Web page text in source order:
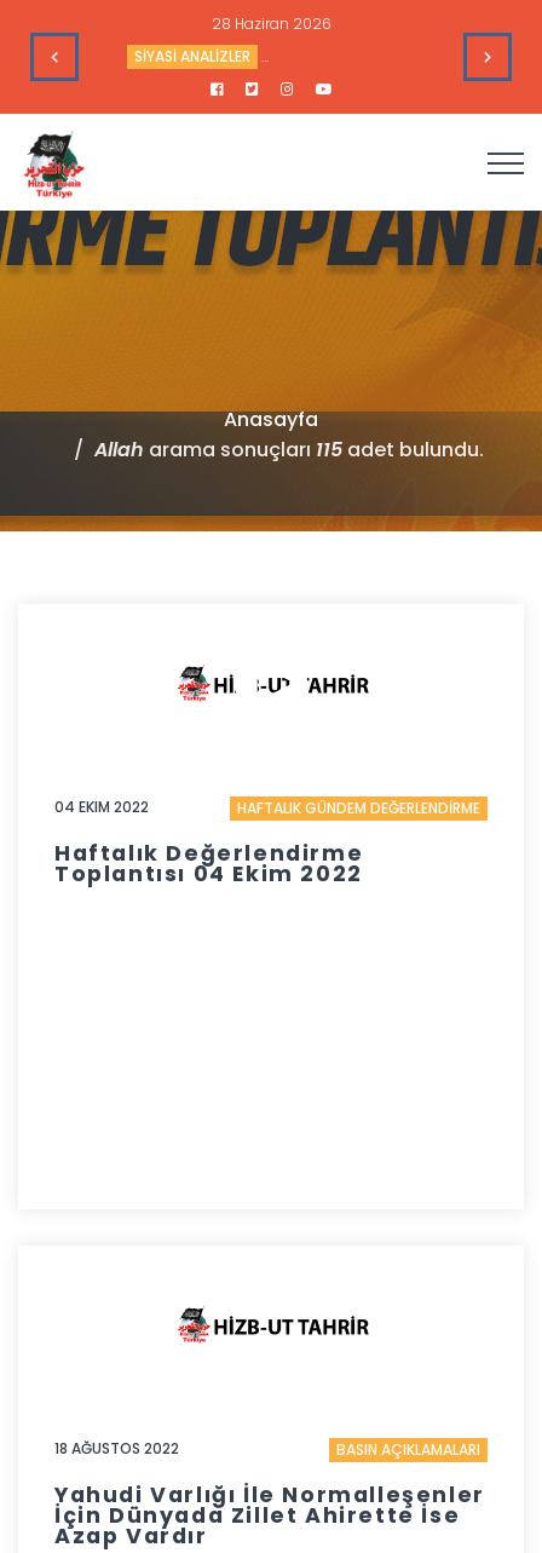
28 Haziran 2026
Çıkarlarına Hizmet Ediyor
SİYASİ ANALİZLER Sudan’daki Durum ve Amerika’nın
Anasayfa
Allah arama sonuçları 115 adet bulundu.
04 EKIM 2022 HAFTALIK GÜNDEM DEĞERLENDİRME
Haftalık Değerlendirme
Toplantısı 04 Ekim 2022
18 AĞUSTOS 2022 BASIN AÇIKLAMALARI
Yahudi Varlığı İle Normalleşenler
İçin Dünyada Zillet Ahirette İse
Azap Vardır